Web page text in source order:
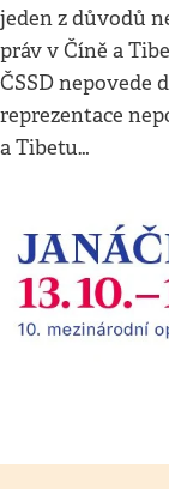
jeden z důvodů
práv v Číně a
ČSSD nepovede
reprezentace
a Tibetu…